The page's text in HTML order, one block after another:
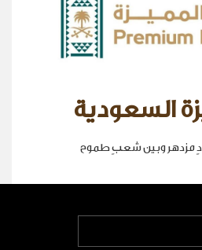
السعودية
مزدهر وبين شعبٍ طموح